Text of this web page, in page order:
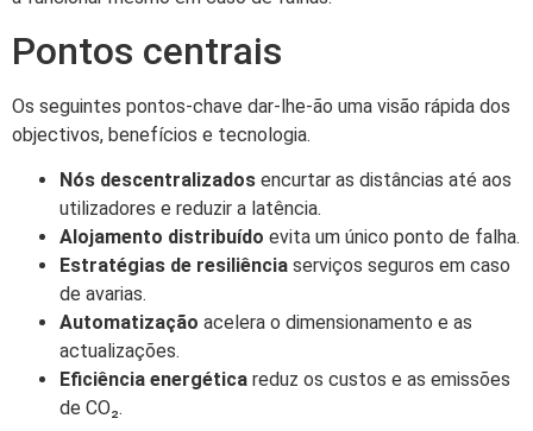
Pontos centrais
Os seguintes pontos-chave dar-lhe-ão uma visão rápida dos
objectivos, benefícios e tecnologia.
Nós descentralizados encurtar as distâncias até aos
utilizadores e reduzir a latência.
Alojamento distribuído evita um único ponto de falha.
Estratégias de resiliência serviços seguros em caso
de avarias.
Automatização acelera o dimensionamento e as
actualizações.
Eficiência energética reduz os custos e as emissões
de CO₂.